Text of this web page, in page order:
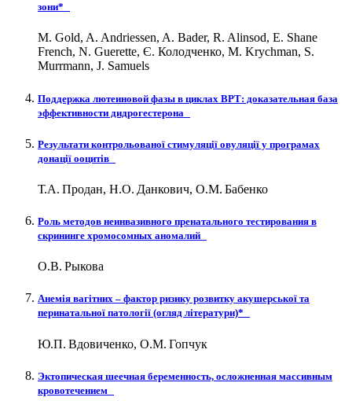
зони*
M. Gold, A. Andriessen, A. Bader, R. Alinsod, E. Shane
French, N. Guerette, Є. Колодченко, М. Krychman, S.
Murrmann, J. Samuels
Поддержка лютеиновой фазы в циклах ВРТ: доказательная база
эффективности дидрогестерона
Результати контрольованої стимуляції овуляції у програмах
донації ооцитів
Т.А. Продан, Н.О. Данкович, О.М. Бабенко
Роль методов неинвазивного пренатального тестирования в
скрининге хромосомных аномалий
О.В. Рыкова
Анемія вагітних – фактор ризику розвитку акушерської та
перинатальної патології (огляд літератури)*
Ю.П. Вдовиченко, О.М. Гопчук
Эктопическая шеечная беременность, осложненная массивным
кровотечением